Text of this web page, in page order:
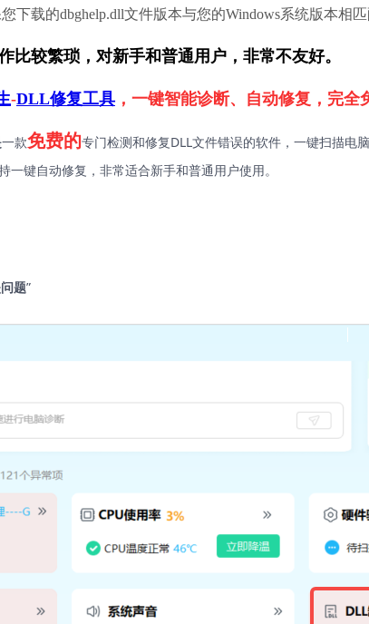
下载的dbghelp.dll文件版本与您的Windows系统版本相
较繁琐，对新手和普通用户，非常不友好。
-DLL修复工具 ，一键智能诊断、自动修复，完全
一款免费的专门检测和修复DLL文件错误的软件，一键扫描电
一键自动修复，非常适合新手和普通用户使用。
题”